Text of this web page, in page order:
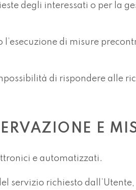
degli interessati o per la
l’esecuzione di misure
di rispondere alle
E
e automatizzati.
servizio richiesto